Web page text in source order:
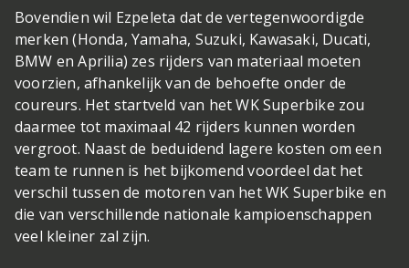
Bovendien wil Ezpeleta dat de vertegenwoordigde
merken (Honda, Yamaha, Suzuki, Kawasaki, Ducati,
BMW en Aprilia) zes rijders van materiaal moeten
voorzien, afhankelijk van de behoefte onder de
coureurs. Het startveld van het WK Superbike zou
daarmee tot maximaal 42 rijders kunnen worden
vergroot. Naast de beduidend lagere kosten om een
team te runnen is het bijkomend voordeel dat het
verschil tussen de motoren van het WK Superbike en
die van verschillende nationale kampioenschappen
veel kleiner zal zijn.